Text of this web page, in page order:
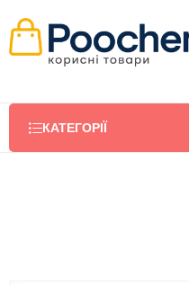
КАТЕГОРІЇ